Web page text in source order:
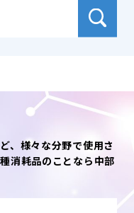
、様々な分野で使用さ
消耗品のことなら中部